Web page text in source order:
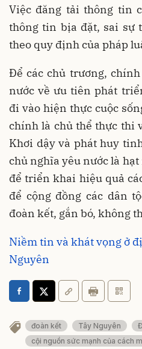
Việc đăng tải thông tin
thông tin bịa đặt, sai sự
theo quy định của pháp
Để các chủ trương,
nước về ưu tiên phát
đi vào hiện thực cuộc
chính là chủ thể thực thi
Khơi dậy và phát huy
chủ nghĩa yêu nước là
để triển khai hiệu quả
để cộng đồng các dân
đoàn kết, gắn bó, không
Niềm tin và khát vọng ở
Nguyên
đoàn kết Tây Nguyên
cội nguồn sức mạnh của cách